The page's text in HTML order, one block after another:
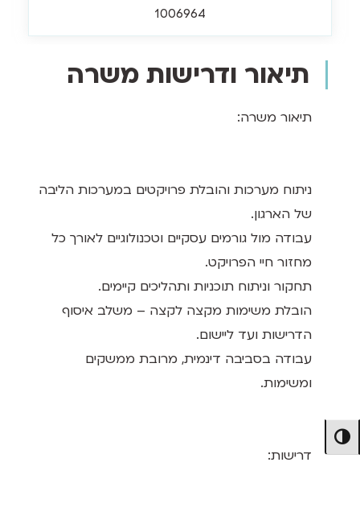
מתג ניגודיות גבוהה
1006964
תיאור ודרישות משרה
תיאור משרה:
ניתוח מערכות והובלת פרויקטים במערכות הליבה
של הארגון.
עבודה מול גורמים עסקיים וטכנולוגיים לאורך כל
מחזור חיי הפרויקט.
תחקור וניתוח תוכניות ותהליכים קיימים.
הובלת משימות מקצה לקצה – משלב איסוף
הדרישות ועד ליישום.
עבודה בסביבה דינמית, מרובת ממשקים
ומשימות.
דרישות: